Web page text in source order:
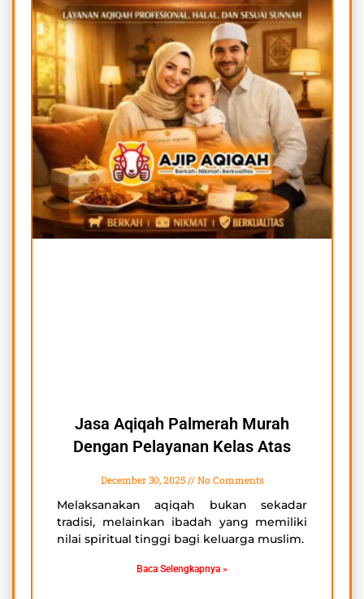
Jasa Aqiqah Palmerah Murah
Dengan Pelayanan Kelas Atas
December 30, 2025 No Comments
Melaksanakan aqiqah bukan sekadar
tradisi, melainkan ibadah yang memiliki
nilai spiritual tinggi bagi keluarga muslim.
Baca Selengkapnya »